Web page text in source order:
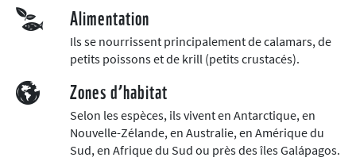
Alimentation
Ils se nourrissent principalement de calamars, de
petits poissons et de krill (petits crustacés).
Zones d’habitat
Selon les espèces, ils vivent en Antarctique, en
Nouvelle-Zélande, en Australie, en Amérique du
Sud, en Afrique du Sud ou près des îles Galápagos.